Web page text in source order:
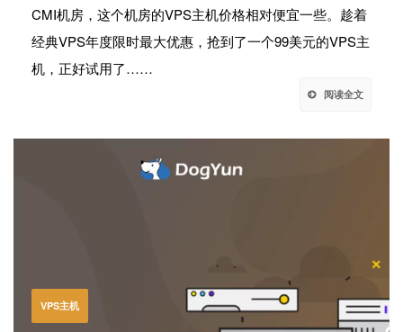
CMI机房，这个机房的VPS主机价格相对便宜一些。趁着
经典VPS年度限时最大优惠，抢到了一个99美元的VPS主
机，正好试用了……
阅读全文
VPS主机